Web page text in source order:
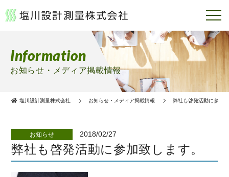
Information
お知らせ・メディア掲載情報
塩川設計測量株式会社 お知らせ・メディア掲載情報 弊社も啓発活動に参加
お知らせ 2018/02/27
弊社も啓発活動に参加致します。